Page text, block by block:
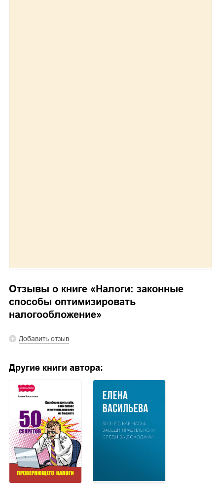
Отзывы о книге « Налоги: законные
способы оптимизировать
налогообложение»
Добавить отзыв
Другие книги автора: